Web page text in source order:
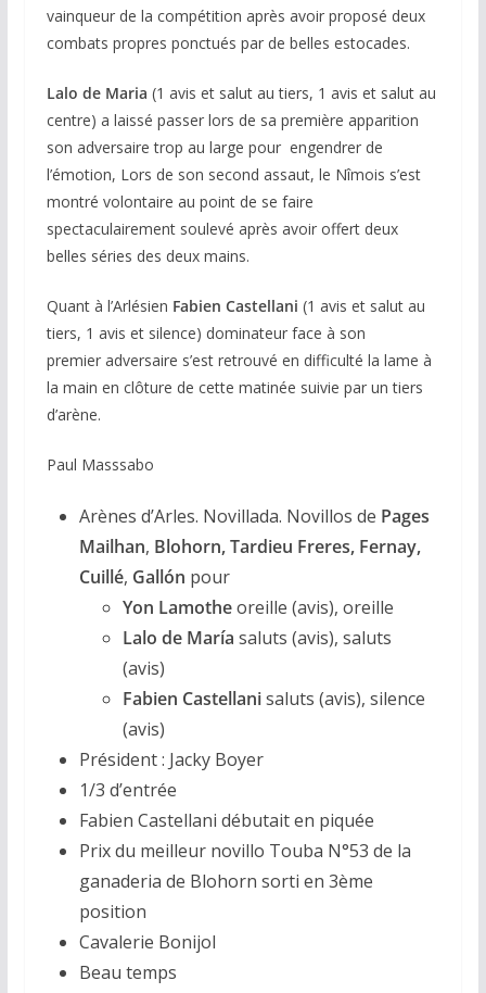
vainqueur de la compétition après avoir proposé deux
combats propres ponctués par de belles estocades.
Lalo de Maria (1 avis et salut au tiers, 1 avis et salut au
centre) a laissé passer lors de sa première apparition
son adversaire trop au large pour engendrer de
l’émotion, Lors de son second assaut, le Nîmois s’est
montré volontaire au point de se faire
spectaculairement soulevé après avoir offert deux
belles séries des deux mains.
Quant à l’Arlésien Fabien Castellani (1 avis et salut au
tiers, 1 avis et silence) dominateur face à son
premier adversaire s’est retrouvé en difficulté la lame à
la main en clôture de cette matinée suivie par un tiers
d’arène.
Paul Masssabo
Arènes d’Arles. Novillada. Novillos de Pages
Mailhan, Blohorn, Tardieu Freres, Fernay,
Cuillé, Gallón pour
Yon Lamotheoreille (avis), oreille
Lalo de María saluts (avis), saluts
(avis)
Fabien Castellanisaluts (avis), silence
(avis)
Président : Jacky Boyer
1/3 d’entrée
Fabien Castellani débutait en piquée
Prix du meilleur novillo Touba N°53 de la
ganaderia de Blohorn sorti en 3ème
position
Cavalerie Bonijol
Beau temps